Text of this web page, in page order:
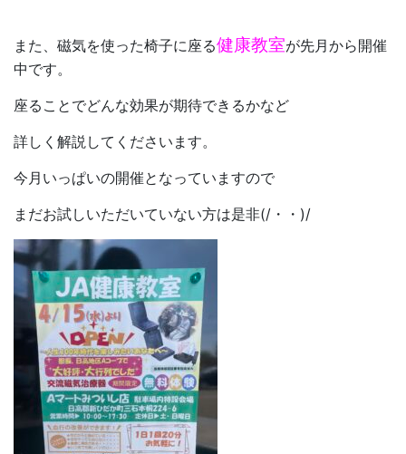
また、磁気を使った椅子に座る健康教室が先月から開催
中です。
座ることでどんな効果が期待できるかなど
詳しく解説してくださいます。
今月いっぱいの開催となっていますので
まだお試しいただいていない方は是非(/・・)/